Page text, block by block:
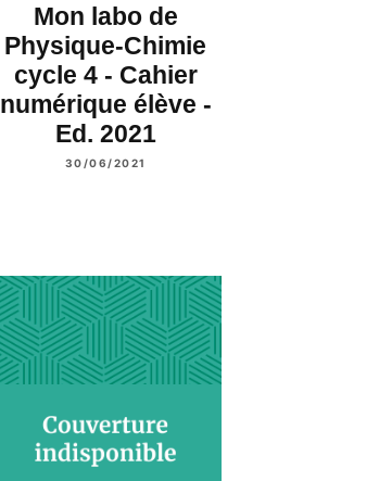
Mon labo de
Physique-Chimie
cycle 4 - Cahier
numérique élève -
Ed. 2021
30/06/2021